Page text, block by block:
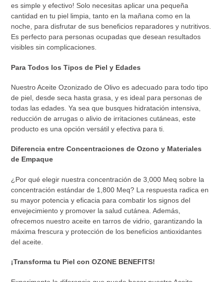
es simple y efectivo! Solo necesitas aplicar una pequeña
cantidad en tu piel limpia, tanto en la mañana como en la
noche, para disfrutar de sus beneficios reparadores y nutritivos.
Es perfecto para personas ocupadas que desean resultados
visibles sin complicaciones.
Para Todos los Tipos de Piel y Edades
Nuestro Aceite Ozonizado de Olivo es adecuado para todo tipo
de piel, desde seca hasta grasa, y es ideal para personas de
todas las edades. Ya sea que busques hidratación intensiva,
reducción de arrugas o alivio de irritaciones cutáneas, este
producto es una opción versátil y efectiva para ti.
Diferencia entre Concentraciones de Ozono y Materiales
de Empaque
¿Por qué elegir nuestra concentración de 3,000 Meq sobre la
concentración estándar de 1,800 Meq? La respuesta radica en
su mayor potencia y eficacia para combatir los signos del
envejecimiento y promover la salud cutánea. Además,
ofrecemos nuestro aceite en tarros de vidrio, garantizando la
máxima frescura y protección de los beneficios antioxidantes
del aceite.
¡Transforma tu Piel con OZONE BENEFITS!